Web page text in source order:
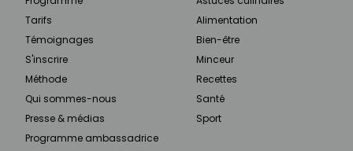
Tarifs
Témoignages
S'inscrire
Méthode
Qui sommes-nous
Presse & médias
Programme ambassadrice
Alimentation
Bien-être
Minceur
Recettes
Santé
Sport